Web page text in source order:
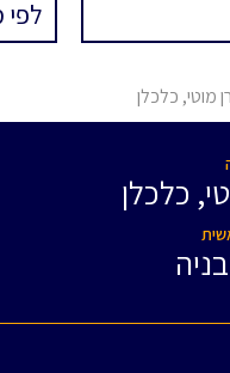
מוטי, כלכלן
כלכלן